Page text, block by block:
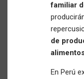
familiar
de
En Perú